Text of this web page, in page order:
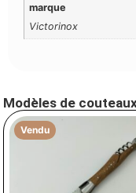
marque
Victorinox
Modèles de
Vendu